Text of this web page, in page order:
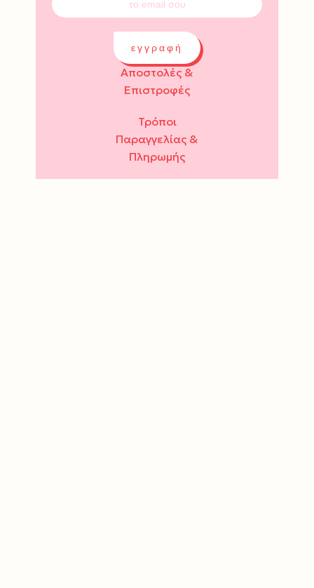
εγγραφή
Αποστολές &
Επιστροφές
Τρόποι
Παραγγελίας &
Πληρωμής